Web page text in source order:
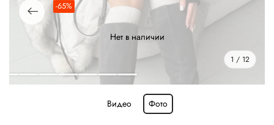
Нет в наличии
-65%
1 / 12
Видео Фото